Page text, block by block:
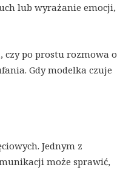
lub wyrażanie emocji,
po prostu rozmowa o
Gdy modelka czuje
Jednym z
może sprawić,